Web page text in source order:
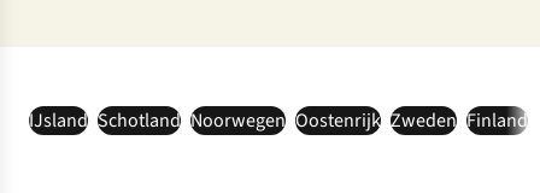
IJsland Schotland Noorwegen Oostenrijk Zweden Finland